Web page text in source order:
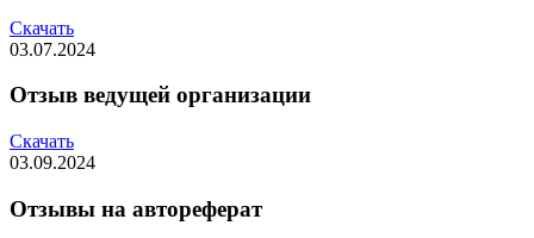
Скачать
03.07.2024
Отзыв ведущей организации
Скачать
03.09.2024
Отзывы на автореферат